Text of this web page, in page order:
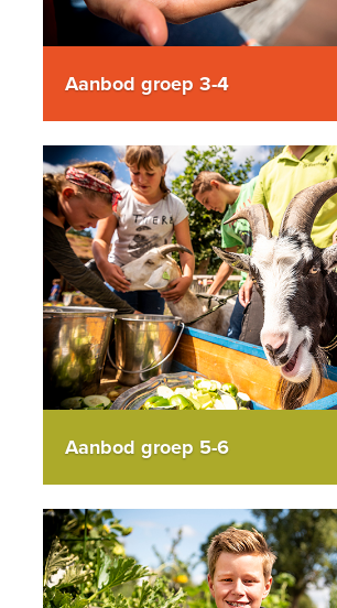
Aanbod groep 3-4
Aanbod groep 5-6